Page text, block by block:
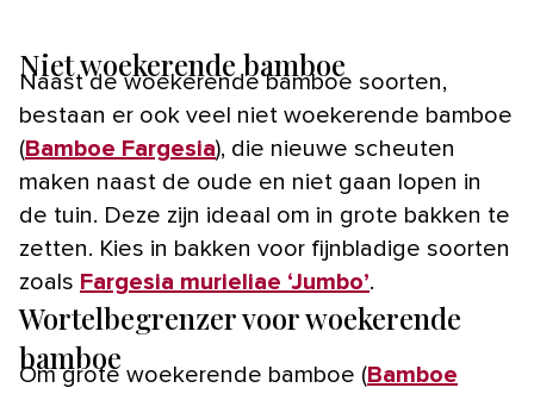
Niet woekerende bamboe
Naast de woekerende bamboe soorten,
bestaan er ook veel niet woekerende bamboe
(Bamboe Fargesia), die nieuwe scheuten
maken naast de oude en niet gaan lopen in
de tuin. Deze zijn ideaal om in grote bakken te
zetten. Kies in bakken voor fijnbladige soorten
zoals Fargesia murieliae ‘Jumbo’.
Wortelbegrenzer voor woekerende
bamboe
Om grote woekerende bamboe (Bamboe